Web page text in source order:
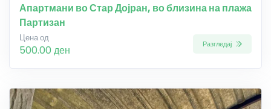
Апартмани во Стар Дојран, во близина на плажа
Партизан
Цена од
500.00 ден Разгледај